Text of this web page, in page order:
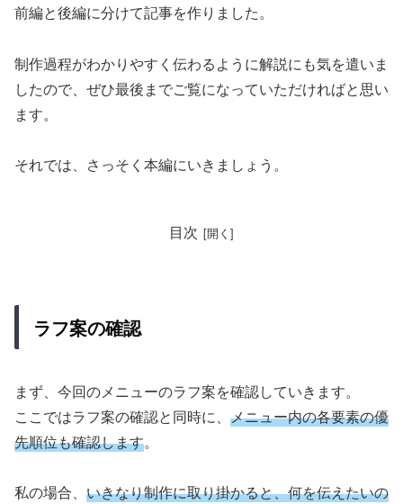
前編と後編に分けて記事を作りました。
制作過程がわかりやすく伝わるように解説にも気を遣いま
したので、ぜひ最後までご覧になっていただければと思い
ます。
それでは、さっそく本編にいきましょう。
目次
ラフ案の確認
まず、今回のメニューのラフ案を確認していきます。
ここではラフ案の確認と同時に、 メニュー内の各要素の優
先順位も確認します。
私の場合、 いきなり制作に取り掛かると、何を伝えたいの